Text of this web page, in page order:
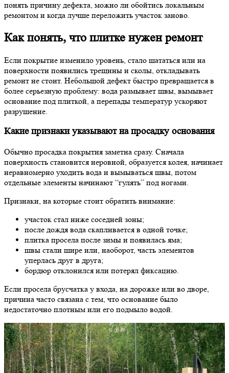
понять причину дефекта, можно ли обойтись локальным
ремонтом и когда лучше переложить участок заново.
Как понять, что плитке нужен ремонт
Если покрытие изменило уровень, стало шататься или на
поверхности появились трещины и сколы, откладывать
ремонт не стоит. Небольшой дефект быстро превращается в
более серьезную проблему: вода размывает швы, вымывает
основание под плиткой, а перепады температур ускоряют
разрушение.
Какие признаки указывают на просадку основания
Обычно просадка покрытия заметна сразу. Сначала
поверхность становится неровной, образуется колея, начинает
неравномерно уходить вода и вымываться швы, потом
отдельные элементы начинают “гулять” под ногами.
Признаки, на которые стоит обратить внимание:
участок стал ниже соседней зоны;
после дождя вода скапливается в одной точке;
плитка просела после зимы и появилась яма;
швы стали шире или, наоборот, часть элементов
уперлась друг в друга;
бордюр отклонился или потерял фиксацию.
Если просела брусчатка у входа, на дорожке или во дворе,
причина часто связана с тем, что основание было
недостаточно плотным или его подмыло водой.